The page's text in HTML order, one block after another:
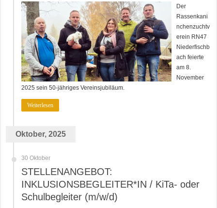
Der
Rassenkani
nchenzuchtv
erein RN47
Niederfischb
ach feierte
am 8.
November
2025 sein 50-jähriges Vereinsjubiläum.
Weiterlesen
Oktober, 2025
30 Oktober
STELLENANGEBOT:
INKLUSIONSBEGLEITER*IN / KiTa- oder
Schulbegleiter (m/w/d)